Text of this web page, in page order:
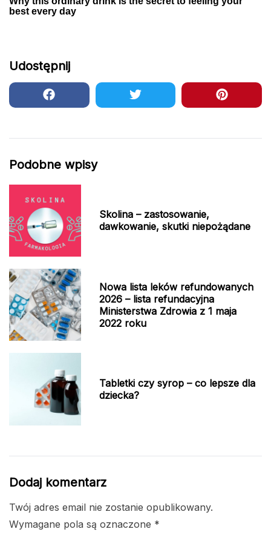
Udostępnij
Podobne wpisy
Skolina – zastosowanie,
dawkowanie, skutki niepożądane
Nowa lista leków refundowanych
2026 – lista refundacyjna
Ministerstwa Zdrowia z 1 maja
2022 roku
Tabletki czy syrop – co lepsze dla
dziecka?
Dodaj komentarz
Twój adres email nie zostanie opublikowany.
Wymagane pola są oznaczone *